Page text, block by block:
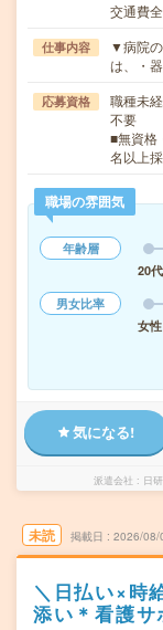
交通費
仕事内容
▼病院
は、・
応募資格
職種未
不要
■無資格
名以上
職場の雰囲気
年齢層
20代
男女比率
女性
気になる!
派遣会社 日
未読 掲載日 2026/08/
＼日払い×時
添い＊看護サ